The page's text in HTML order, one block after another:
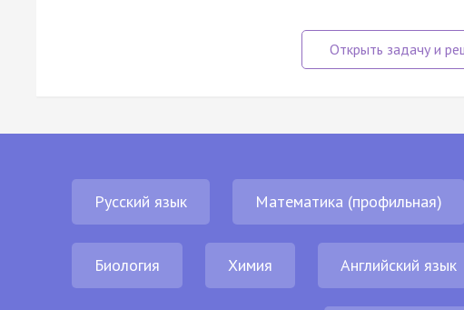
Русский язык Математика (профильная)
Биология Химия Английский язык